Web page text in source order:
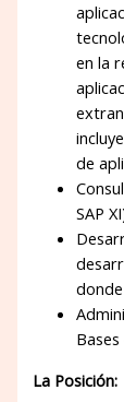
en la
de
SAP
La Posición: